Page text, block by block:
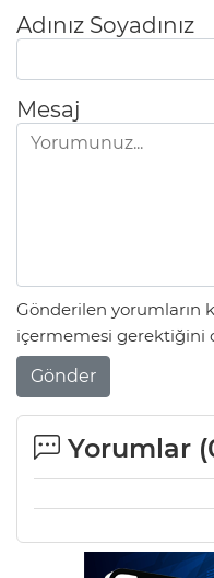
Adınız Soyadınız
Mesaj
Gönderilen yorumların
içermemesi gerektiğini
Gönder
Yorumlar (